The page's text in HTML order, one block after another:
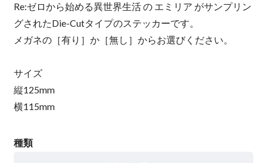
Re:ゼロから始める異世界生活 の エミリア がサンプリン
グされたDie-Cutタイプのステッカーです。
メガネの［有り］か［無し］からお選びください。
サイズ
縦125mm
横115mm
種類